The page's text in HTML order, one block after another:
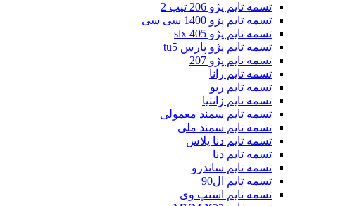
تسمه تایم پژو 206 تیپ 2
تسمه تایم پژو 1400 سی سی
تسمه تایم پژو slx 405
تسمه تایم پژو پارس tu5
تسمه تایم پژو 207
تسمه تایم رانا
تسمه تایم ریو
تسمه تایم زانتیا
تسمه تایم سمند معمولی
تسمه تایم سمند ملی
تسمه تایم دنا پلاس
تسمه تایم دنا
تسمه تایم ساندرو
تسمه تایم ال90
تسمه تایم استپ وی